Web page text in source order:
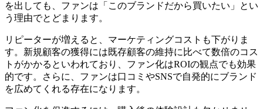
を出しても、ファンは「このブランドだから買いたい」とい
う理由でとどまります。
リピーターが増えると、マーケティングコストも下がりま
す。新規顧客の獲得には既存顧客の維持に比べて数倍のコス
トがかかるといわれており、ファン化はROIの観点でも効果
的です。さらに、ファンは口コミやSNSで自発的にブランド
を広めてくれる存在になります。